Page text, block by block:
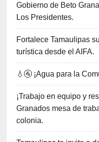
Gobierno de Beto
Los Presidentes.
Fortalece Tamaulipas
turística desde el AIFA.
💧🚰 ¡Agua para la
¡Trabajo en equipo y
Granados mesa de
colonia.